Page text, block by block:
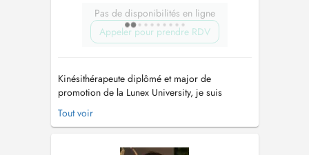
Pas de disponibilités en ligne
Appeler pour prendre RDV
Kinésithérapeute diplômé et major de
promotion de la Lunex University, je suis
continue de mes compétences. Au fil des
spécialisées pour approfondir mes
Tout voir